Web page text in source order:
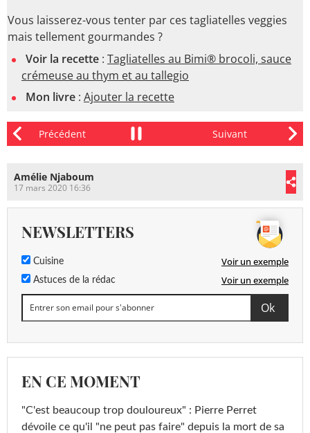
Vous laisserez-vous tenter par ces tagliatelles veggies
mais tellement gourmandes ?
Voir la recette : Tagliatelles au Bimi® brocoli, sauce
crémeuse au thym et au tallegio
Mon livre : Ajouter la recette
Amélie Njaboum
17 mars 2020 16:36
NEWSLETTERS
Cuisine Voir un exemple
Astuces de la rédac Voir un exemple
EN CE MOMENT
"C'est beaucoup trop douloureux" : Pierre Perret
dévoile ce qu'il "ne peut pas faire" depuis la mort de sa